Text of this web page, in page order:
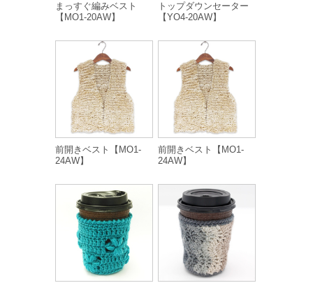
まっすぐ編みベスト
【MO1-20AW】
トップダウンセーター
【YO4-20AW】
前開きベスト【MO1-
24AW】
前開きベスト【MO1-
24AW】